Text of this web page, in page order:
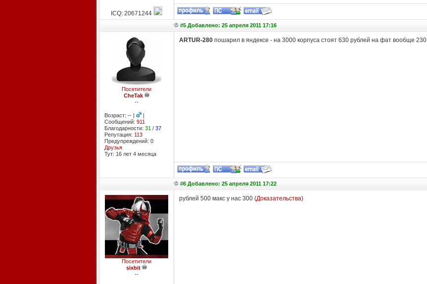
ICQ: 20671244
#5 Добавлено: 25 апреля 2011 17:16
Посетители
CheTak
--
Возраст: -- |
|
Сообщений: 911
Благодарности: 31 / 37
Репутация: 113
Предупреждений: 0
Друзья
Тут: 16 лет 4 месяцa
ARTUR-280пошарил в яндексе - на 3000 корпуса стоят 630 рублей на фат вообще 230
#6 Добавлено: 25 апреля 2011 17:22
Посетители
sixbit
--
рублей 500 макс у нас 300 (Доказательства)